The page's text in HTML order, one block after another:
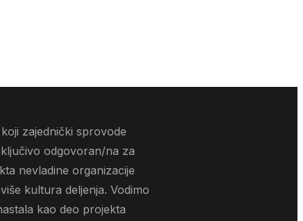
zajednički sprovode
odgovoran/na za
nevladine organizacije
kultura deljenja. Vodimo
kao deo projekta